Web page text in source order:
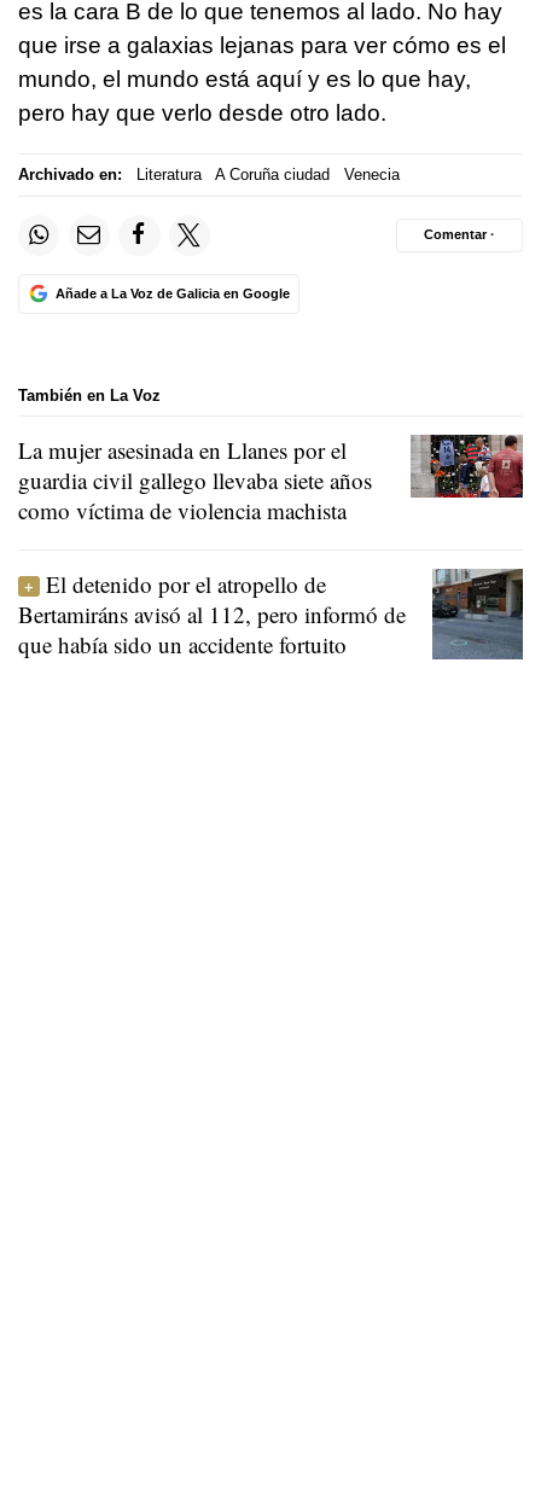
es la cara B de lo que tenemos al lado. No hay
que irse a galaxias lejanas para ver cómo es el
mundo, el mundo está aquí y es lo que hay,
pero hay que verlo desde otro lado.
Archivado en: Literatura A Coruña ciudad Venecia
Añade a La Voz de Galicia en Google
Comentar ·
También en La Voz
La mujer asesinada en Llanes por el
guardia civil gallego llevaba siete años
como víctima de violencia machista
El detenido por el atropello de
Bertamiráns avisó al 112, pero informó de
que había sido un accidente fortuito